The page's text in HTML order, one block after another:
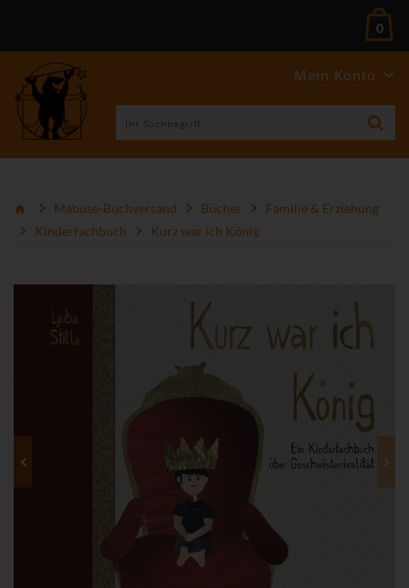
Mein Konto
0
Mabuse-Buchversand Bücher
Familie & Erziehung
Kinderfachbuch
Kurz war ich König